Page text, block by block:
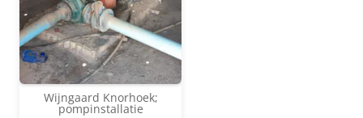
Wijngaard Knorhoek;
pompinstallatie